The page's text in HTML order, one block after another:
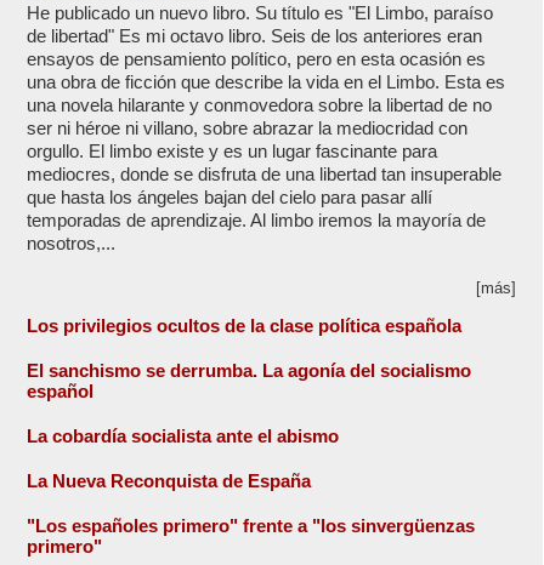
He publicado un nuevo libro. Su título es "El Limbo, paraíso
de libertad" Es mi octavo libro. Seis de los anteriores eran
ensayos de pensamiento político, pero en esta ocasión es
una obra de ficción que describe la vida en el Limbo. Esta es
una novela hilarante y conmovedora sobre la libertad de no
ser ni héroe ni villano, sobre abrazar la mediocridad con
orgullo. El limbo existe y es un lugar fascinante para
mediocres, donde se disfruta de una libertad tan insuperable
que hasta los ángeles bajan del cielo para pasar allí
temporadas de aprendizaje. Al limbo iremos la mayoría de
nosotros,...
[más]
Los privilegios ocultos de la clase política española
El sanchismo se derrumba. La agonía del socialismo
español
La cobardía socialista ante el abismo
La Nueva Reconquista de España
"Los españoles primero" frente a "los sinvergüenzas
primero"